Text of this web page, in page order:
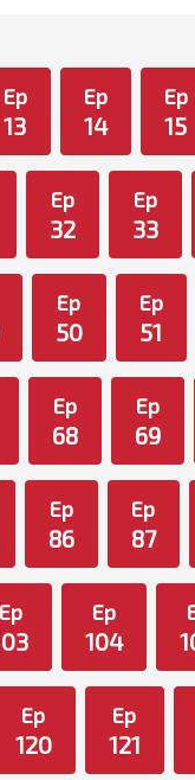
Ep
13
Ep
14
Ep
15
Ep
32
Ep
33
Ep
50
Ep
51
Ep
68
Ep
69
Ep
86
Ep
87
Ep Ep
104
Ep
120
Ep
121